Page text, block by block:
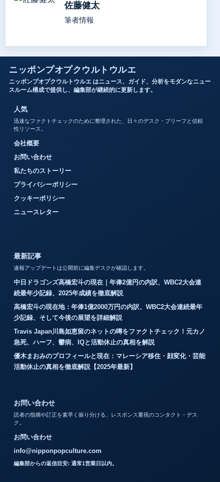
佐藤健太
筆者情報
ニッポンプオプクウルトウルエ
ニッポンプオプクウルトウルエ はニュース、ガイド、分析をモダンなニュー
スルーム構成で提供し、編集部が継続的に更新します。
人気
迅速なファクトチェックのために整理された、日々のデスク・ブリーフと信頼
性リソース。
会社概要
お問い合わせ
私たちのストーリー
プライバシーポリシー
クッキーポリシー
ニュースレター
最新記事
速報アップデートは公開前に編集デスクが確認します。
中日ドラゴンズ高橋宏斗の現在｜年俸2億円の内訳、WBC2大会連
続最年少記録、2025年成績を徹底解説
高橋宏斗の現在地：年俸1億2000万円の内訳、WBC2大会連続最年
少記録、そして今後の展望を詳細解説
Travis Japan川島如恵留のネットの噂をファクトチェック！元カノ
急死、ハーフ、鬱病、IQと活動休止の真相を解説
優木まおみのプロフィールと現在：マレーシア移住・顔変化・芸能
活動休止の真相を徹底解説【2025年最新】
お問い合わせ
読者の指摘や訂正を素早く振り分ける、レスポンス重視のコンタクト・デス
ク。
お問い合わせ
info@nipponpopculture.com
編集部からの返信目安: 通常1営業日以内。